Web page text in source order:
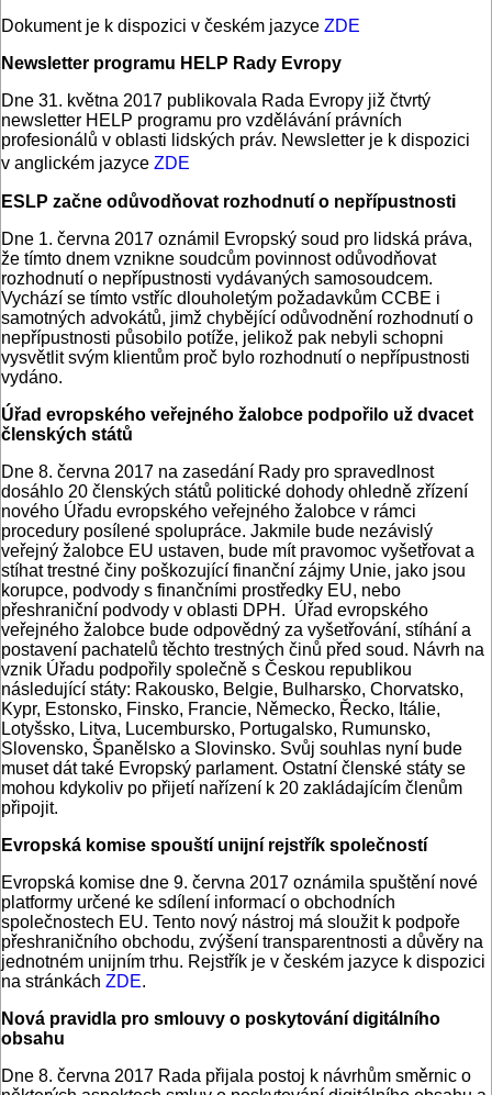
Dokument je k dispozici v českém jazyce ZDE
Newsletter programu HELP Rady Evropy
Dne 31. května 2017 publikovala Rada Evropy již čtvrtý
newsletter HELP programu pro vzdělávání právních
profesionálů v oblasti lidských práv. Newsletter je k dispozici
v anglickém jazyce ZDE
ESLP začne odůvodňovat rozhodnutí o nepřípustnosti
Dne 1. června 2017 oznámil Evropský soud pro lidská práva,
že tímto dnem vznikne soudcům povinnost odůvodňovat
rozhodnutí o nepřípustnosti vydávaných samosoudcem.
Vychází se tímto vstříc dlouholetým požadavkům CCBE i
samotných advokátů, jimž chybějící odůvodnění rozhodnutí o
nepřípustnosti působilo potíže, jelikož pak nebyli schopni
vysvětlit svým klientům proč bylo rozhodnutí o nepřípustnosti
vydáno.
Úřad evropského veřejného žalobce podpořilo už dvacet
členských států
Dne 8. června 2017 na zasedání Rady pro spravedlnost
dosáhlo 20 členských států politické dohody ohledně zřízení
nového Úřadu evropského veřejného žalobce v rámci
procedury posílené spolupráce. Jakmile bude nezávislý
veřejný žalobce EU ustaven, bude mít pravomoc vyšetřovat a
stíhat trestné činy poškozující finanční zájmy Unie, jako jsou
korupce, podvody s finančními prostředky EU, nebo
přeshraniční podvody v oblasti DPH. Úřad evropského
veřejného žalobce bude odpovědný za vyšetřování, stíhání a
postavení pachatelů těchto trestných činů před soud. Návrh na
vznik Úřadu podpořily společně s Českou republikou
následující státy: Rakousko, Belgie, Bulharsko, Chorvatsko,
Kypr, Estonsko, Finsko, Francie, Německo, Řecko, Itálie,
Lotyšsko, Litva, Lucembursko, Portugalsko, Rumunsko,
Slovensko, Španělsko a Slovinsko. Svůj souhlas nyní bude
muset dát také Evropský parlament. Ostatní členské státy se
mohou kdykoliv po přijetí nařízení k 20 zakládajícím členům
připojit.
Evropská komise spouští unijní rejstřík společností
Evropská komise dne 9. června 2017 oznámila spuštění nové
platformy určené ke sdílení informací o obchodních
společnostech EU. Tento nový nástroj má sloužit k podpoře
přeshraničního obchodu, zvýšení transparentnosti a důvěry na
jednotném unijním trhu. Rejstřík je v českém jazyce k dispozici
na stránkách ZDE.
Nová pravidla pro smlouvy o poskytování digitálního
obsahu
Dne 8. června 2017 Rada přijala postoj k návrhům směrnic o